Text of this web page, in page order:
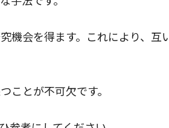
機会を得ます。これにより、互
ことが不可欠です。